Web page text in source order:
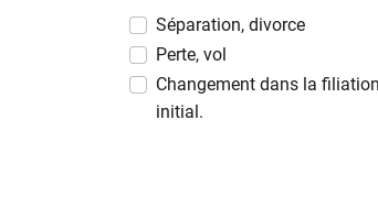
MM
slash
AAAA
Séparation, divorce
Perte, vol
Changement dans la
initial.